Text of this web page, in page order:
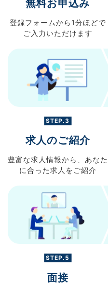
無料お申込み
登録フォームから 1分ほどで
ご入力 いただけます
STEP.3
求人のご紹介
豊富な求人情報から、 あなた
に合った求人を ご紹介
STEP.5
面接